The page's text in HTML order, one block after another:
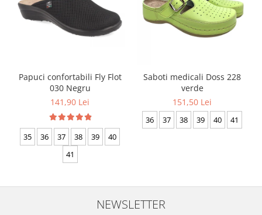
Papuci confortabili Fly Flot
030 Negru
141,90 Lei
35 36 37 38 39
40
41
Saboti medicali Doss 228
verde
151,50 Lei
36 37 38 39 40 41
NEWSLETTER